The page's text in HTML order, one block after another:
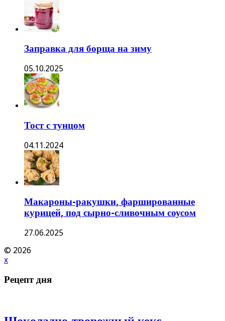
Заправка для борща на зиму
05.10.2025
Тост с тунцом
04.11.2024
Макароны-ракушки, фаршированные
курицей, под сырно-сливочным соусом
27.06.2025
© 2026
x
Рецепт дня